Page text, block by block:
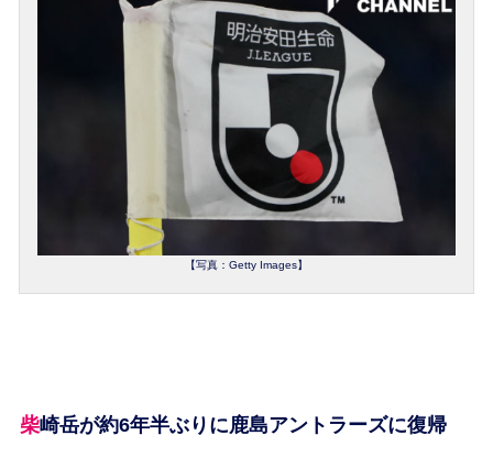
【写真：Getty Images】
柴崎岳が約6年半ぶりに鹿島アントラーズに復帰